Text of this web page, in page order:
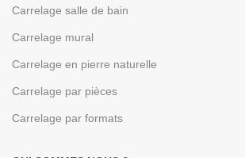
Carrelage salle de bain
Carrelage mural
Carrelage en pierre naturelle
Carrelage par pièces
Carrelage par formats
QUI SOMMES NOUS ?